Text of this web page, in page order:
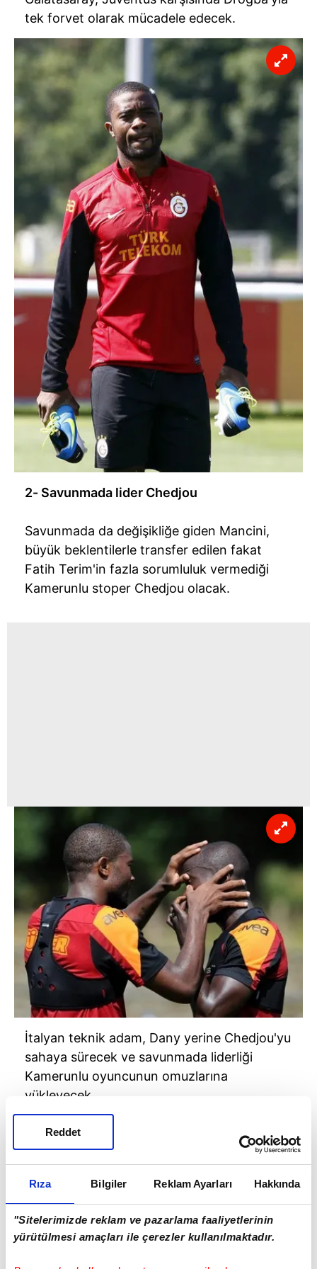
Rıza Bilgiler Reklam Ayarları Hakkında
"Sitelerimizde reklam ve pazarlama faaliyetlerinin
yürütülmesi amaçları ile çerezler kullanılmaktadır.
Reddet
tek forvet olarak mücadele edecek.
2- Savunmada lider Chedjou
Savunmada da değişikliğe giden Mancini,
büyük beklentilerle transfer edilen fakat
Fatih Terim'in fazla sorumluluk vermediği
Kamerunlu stoper Chedjou olacak.
İtalyan teknik adam, Dany yerine Chedjou'yu
sahaya sürecek ve savunmada liderliği
Kamerunlu oyuncunun omuzlarına
yükleyecek.